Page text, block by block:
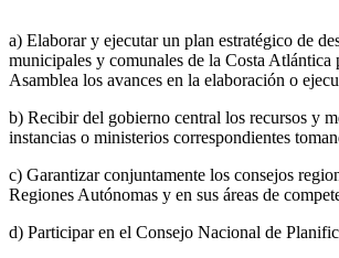
a) Elaborar y ejecutar un plan estratégico de
municipales y comunales de la Costa
Asamblea los avances en la elaboración o
b) Recibir del gobierno central los recursos y
instancias o ministerios correspondientes
c) Garantizar conjuntamente los consejos
Regiones Autónomas y en sus áreas de
d) Participar en el Consejo Nacional de